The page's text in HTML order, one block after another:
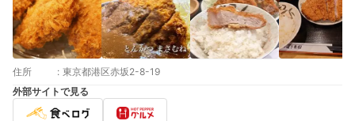
住所 : 東京都港区赤坂2-8-19
外部サイトで見る